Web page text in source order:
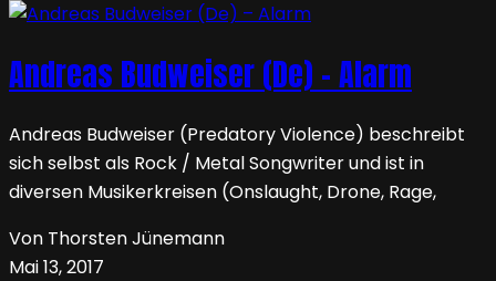
Andreas Budweiser (De) – Alarm
Andreas Budweiser (Predatory Violence) beschreibt
sich selbst als Rock / Metal Songwriter und ist in
diversen Musikerkreisen (Onslaught, Drone, Rage,
Von Thorsten Jünemann
Mai 13, 2017